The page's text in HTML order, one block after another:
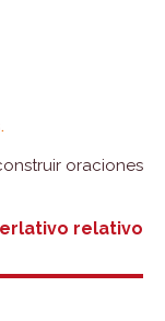
.
oraciones
relativo